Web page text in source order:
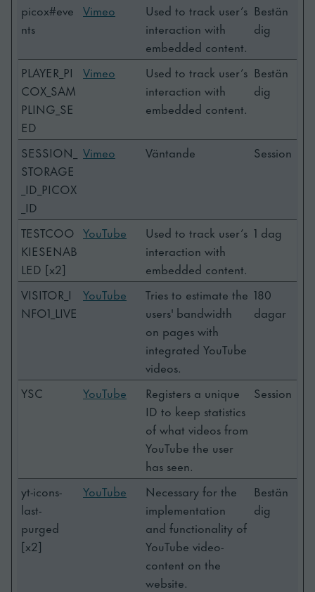
picox#eve
nts
Vimeo
Used to track user’s
interaction with
embedded content.
Bestän
dig
PLAYER_PI
COX_SAM
PLING_SE
ED
Vimeo
Used to track user’s
interaction with
embedded content.
Bestän
dig
SESSION_
STORAGE
_ID_PICOX
_ID
Vimeo Väntande Session
TESTCOO
KIESENAB
LED [x2]
YouTube
Used to track user’s
interaction with
embedded content.
1 dag
VISITOR_I
NFO1_LIVE
YouTube
Tries to estimate the
users' bandwidth
on pages with
integrated YouTube
videos.
180
dagar
YSC YouTube
Registers a unique
ID to keep statistics
of what videos from
YouTube the user
has seen.
Session
yt-icons-
last-
purged
[x2]
YouTube
Necessary for the
implementation
and functionality of
YouTube video-
content on the
website.
Bestän
dig